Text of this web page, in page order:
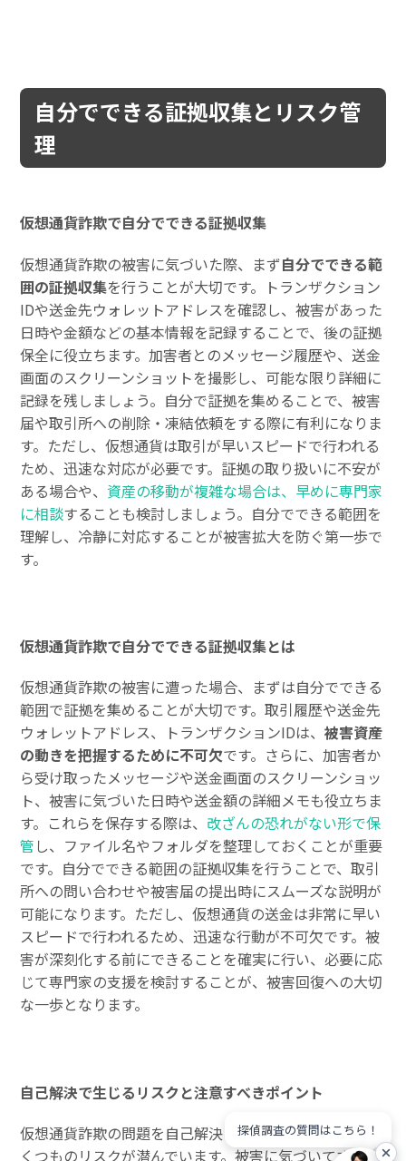
自分でできる証拠収集とリスク管
理
仮想通貨詐欺で自分でできる証拠収集
仮想通貨詐欺の被害に気づいた際、まず自分でできる範
囲の証拠収集を行うことが大切です。トランザクション
IDや送金先ウォレットアドレスを確認し、被害があった
日時や金額などの基本情報を記録することで、後の証拠
保全に役立ちます。加害者とのメッセージ履歴や、送金
画面のスクリーンショットを撮影し、可能な限り詳細に
記録を残しましょう。自分で証拠を集めることで、被害
届や取引所への削除・凍結依頼をする際に有利になりま
す。ただし、仮想通貨は取引が早いスピードで行われる
ため、迅速な対応が必要です。証拠の取り扱いに不安が
ある場合や、 資産の移動が複雑な場合は、早めに専門家
に相談することも検討しましょう。自分でできる範囲を
理解し、冷静に対応することが被害拡大を防ぐ第一歩で
す。
仮想通貨詐欺で自分でできる証拠収集とは
仮想通貨詐欺の被害に遭った場合、まずは自分でできる
範囲で証拠を集めることが大切です。取引履歴や送金先
ウォレットアドレス、トランザクションIDは、被害資産
の動きを把握するために不可欠です。さらに、加害者か
ら受け取ったメッセージや送金画面のスクリーンショッ
ト、被害に気づいた日時や送金額の詳細メモも役立ちま
す。これらを保存する際は、 改ざんの恐れがない形で保
管 し、ファイル名やフォルダを整理しておくことが重要
です。自分でできる範囲の証拠収集を行うことで、取引
所への問い合わせや被害届の提出時にスムーズな説明が
可能になります。ただし、仮想通貨の送金は非常に早い
スピードで行われるため、迅速な行動が不可欠です。被
害が深刻化する前にできることを確実に行い、必要に応
じて専門家の支援を検討することが、被害回復への大切
な一歩となります。
自己解決で生じるリスクと注意すべきポイント
仮想通貨詐欺の問題を自己解決しようとする際には、い
くつものリスクが潜んでいます。被害に気づいてすぐに
探偵調査の質問はこちら！